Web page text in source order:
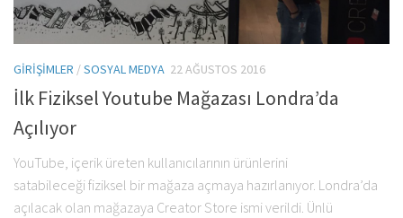
GIRIŞIMLER /SOSYAL MEDYA 22 AĞUSTOS 2016
İlk Fiziksel Youtube Mağazası Londra’da
Açılıyor
YouTube, içerik üreten kullanıcılarının ürünlerini
satabileceği fiziksel bir mağaza açmaya hazırlanıyor. Londra’da
açılacak olan mağazaya Creator Store ismi verildi. Ünlü